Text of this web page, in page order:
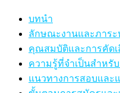
บทนำ
ลักษณะงานและภาร
คุณสมบัติและการคัดเ
ความรู้ที่จำเป็นสำหรั
แนวทางการสอบและ